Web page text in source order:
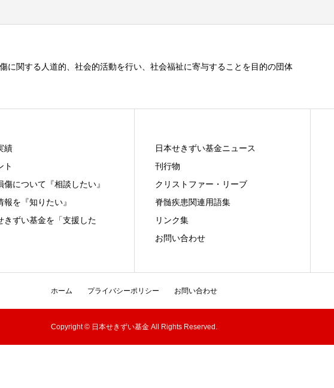
に関する人道的、社会的活動を行い、社会福祉に寄与することを目的の団体
績
ト
傷について『相談したい』
報を『知りたい』
きずい基金を「支援した
日本せきずい基金ニュース
刊行物
クリストファー・リーブ
脊髄疾患関連用語集
リンク集
お問い合わせ
ホーム プライバシーポリシー お問い合わせ
Copyright © 日本せきずい基金 All Rights Reserved.